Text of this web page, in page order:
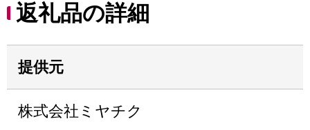
返礼品の詳細
提供元
株式会社ミヤチク